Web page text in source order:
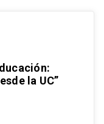
la UC”